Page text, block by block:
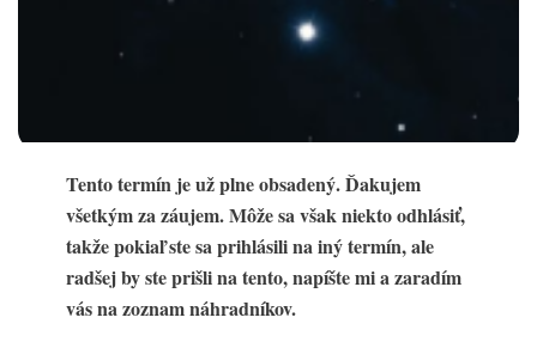
Tento termín je už plne obsadený. Ďakujem
všetkým za záujem. Môže sa však niekto odhlásiť,
takže pokiaľ ste sa prihlásili na iný termín, ale
radšej by ste prišli na tento, napíšte mi a zaradím
vás na zoznam náhradníkov.